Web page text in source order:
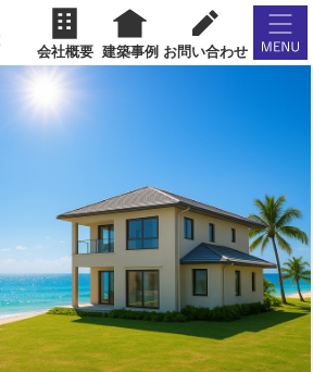
会社概要 建築事例 お問い合わせ